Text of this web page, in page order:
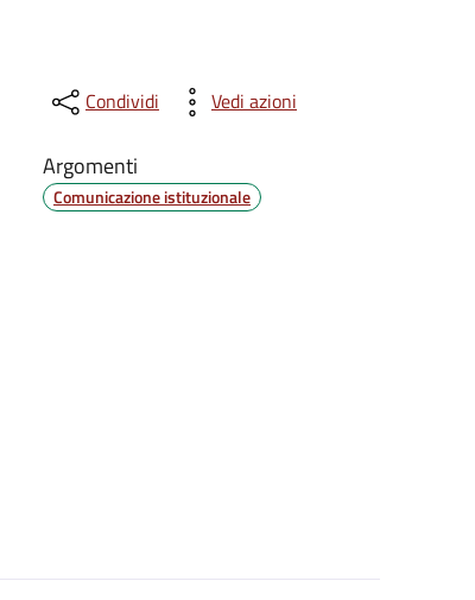
Condividi Vedi azioni
Argomenti
Comunicazione istituzionale